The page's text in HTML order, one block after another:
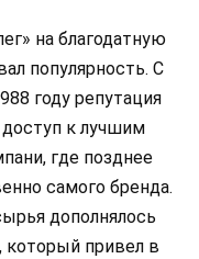
на благодатную
популярность. С
году репутация
к лучшим
где позднее
самого бренда.
дополнялось
привел в